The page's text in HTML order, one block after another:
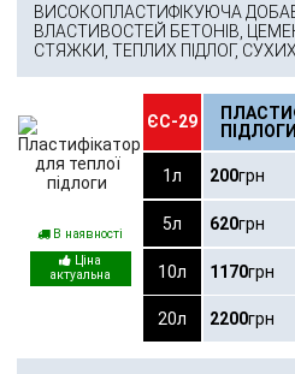
ВИСОКОПЛАСТИФІКУЮЧА
ВЛАСТИВОСТЕЙ БЕТОНІВ,
СТЯЖКИ, ТЕПЛИХ ПІДЛОГ,
В наявності
ЄС-29
ПІДЛОГИ
1л 200грн
5л 620грн
10л 1170грн
20л 2200грн